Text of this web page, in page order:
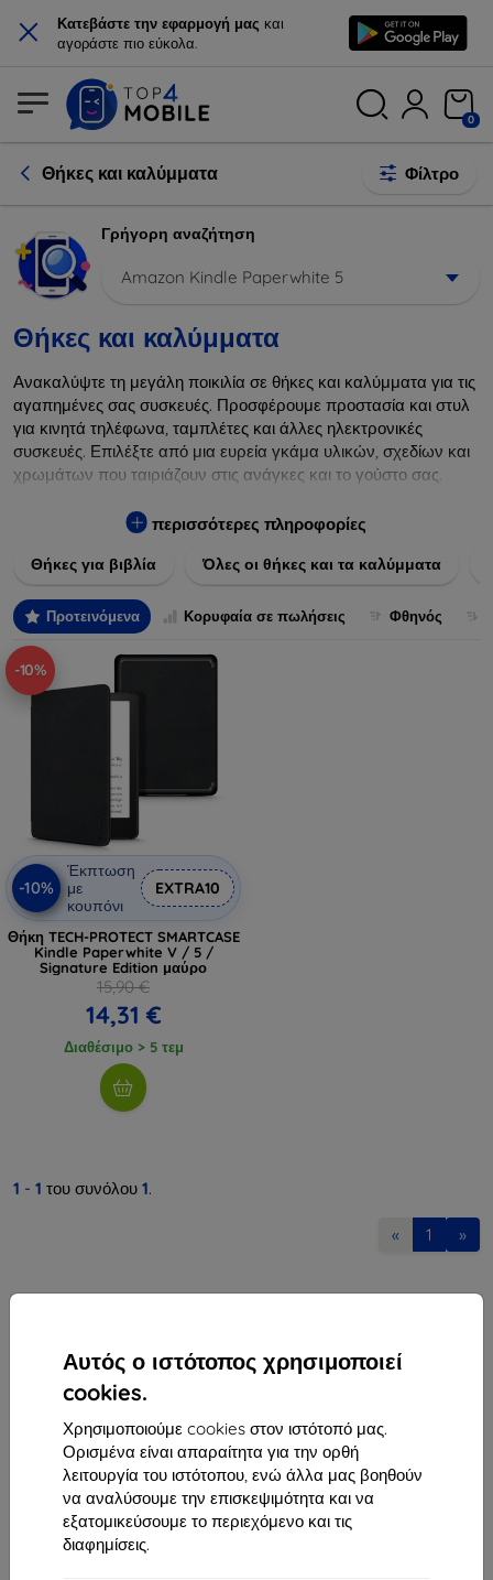
× Κατεβάστε την εφαρμογή μας και
αγοράστε πιο εύκολα.
Αυτός ο ιστότοπος χρησιμοποιεί
cookies.
Χρησιμοποιούμε cookies στον ιστότοπό μας.
Ορισμένα είναι απαραίτητα για την ορθή
λειτουργία του ιστότοπου, ενώ άλλα μας βοηθούν
να αναλύσουμε την επισκεψιμότητα και να
εξατομικεύσουμε το περιεχόμενο και τις
διαφημίσεις.
0
Θήκες και καλύμματα Φίλτρο
Γρήγορη αναζήτηση
Amazon Kindle Paperwhite 5
Θήκες και καλύμματα
Ανακαλύψτε τη μεγάλη ποικιλία σε θήκες και καλύμματα για τις
αγαπημένες σας συσκευές. Προσφέρουμε προστασία και στυλ
για κινητά τηλέφωνα, ταμπλέτες και άλλες ηλεκτρονικές
συσκευές. Επιλέξτε από μια ευρεία γκάμα υλικών, σχεδίων και
χρωμάτων που ταιριάζουν στις ανάγκες και το γούστο σας.
πτώσεις και άλλες φθορές, ενώ παράλληλα δίνετε ένα
και τη διάρκεια ζωής των συσκευών σας με τις κορυφαίες
περισσότερες πληροφορίες
Θήκες για βιβλία Όλες οι θήκες και τα καλύμματα
Προτεινόμενα Κορυφαία σε πωλήσεις Φθηνός
-10%
-10%
Έκπτωση
με
κουπόνι
EXTRA10
Θήκη TECH-PROTECT SMARTCASE
Kindle Paperwhite V / 5 /
Signature Edition μαύρο
15,90 €
14,31 €
Διαθέσιμο > 5 τεμ
1 - 1 του συνόλου 1.
« 1 »
Οδός Rudolfa Mocka 3750/2A
841 04 Bratislava
Αριθμός Μητρώου Εταιρείας:46701494
ΑΦΜ ΦΠΑ:SK2023549671